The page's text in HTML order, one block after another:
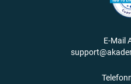
E-Mail